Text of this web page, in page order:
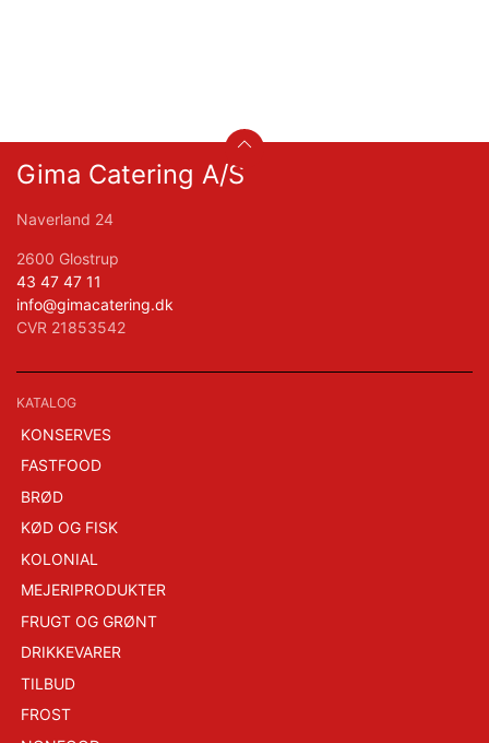
Gima Catering A/S
Naverland 24
2600 Glostrup
43 47 47 11
info@gimacatering.dk
CVR 21853542
KATALOG
KONSERVES
FASTFOOD
BRØD
KØD OG FISK
KOLONIAL
MEJERIPRODUKTER
FRUGT OG GRØNT
DRIKKEVARER
TILBUD
FROST